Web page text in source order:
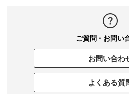
ご質問・お問い
お問い合わ
よくある質